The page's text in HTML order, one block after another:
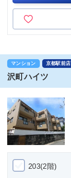
マンション 京都駅前店
沢町ハイツ
203(2階)